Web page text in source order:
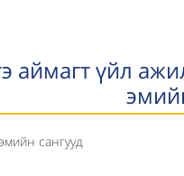
аймагт үйл
сангууд